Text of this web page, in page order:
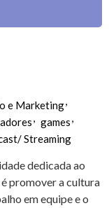
e Marketing
games
Streaming
dedicada ao
promover a cultura
em equipe e o